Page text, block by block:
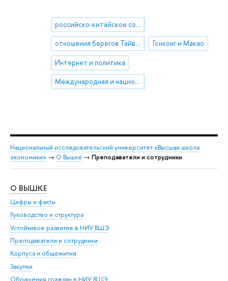
российско-китайское сотрудничество
отношения берегов Тайваньского пролива Гонконг и Макао
Интернет и политика
Международная и национальная безопасность
Национальный исследовательский университет «Высшая школа
экономики» → О Вышке → Преподаватели и сотрудники
О ВЫШКЕ
Цифры и факты
Руководство и структура
Устойчивое развитие в НИУ ВШЭ
Преподаватели и сотрудники
Корпуса и общежития
Закупки